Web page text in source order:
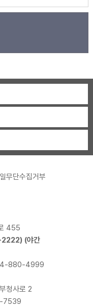
무단수집거부
455
) (야간
880-4999
청사로 2
7539